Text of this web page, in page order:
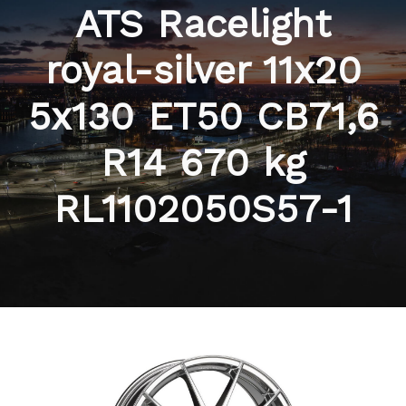
ATS Racelight
royal-silver 11x20
5x130 ET50 CB71,6
R14 670 kg
RL1102050S57-1